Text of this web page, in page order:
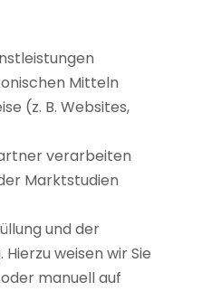
Mitteln
(z. B. Websites,
verarbeiten
Marktstudien
und der
weisen wir Sie
manuell auf